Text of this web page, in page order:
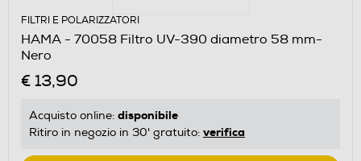
FILTRI E POLARIZZATORI
HAMA - 70058 Filtro UV-390 diametro 58 mm-
Nero
€ 13,90
Acquisto online: disponibile
Ritiro in negozio in 30' gratuito: verifica